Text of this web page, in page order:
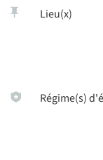
Lieu(x)
Régime(s)